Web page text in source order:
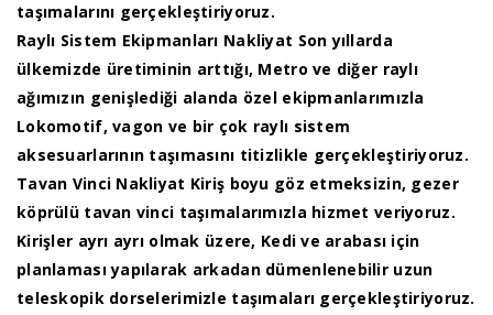
taşımalarını gerçekleştiriyoruz.
Raylı Sistem Ekipmanları Nakliyat Son yıllarda
ülkemizde üretiminin arttığı, Metro ve diğer raylı
ağımızın genişlediği alanda özel ekipmanlarımızla
Lokomotif, vagon ve bir çok raylı sistem
aksesuarlarının taşımasını titizlikle gerçekleştiriyoruz.
Tavan Vinci Nakliyat Kiriş boyu göz etmeksizin, gezer
köprülü tavan vinci taşımalarımızla hizmet veriyoruz.
Kirişler ayrı ayrı olmak üzere, Kedi ve arabası için
planlaması yapılarak arkadan dümenlenebilir uzun
teleskopik dorselerimizle taşımaları gerçekleştiriyoruz.